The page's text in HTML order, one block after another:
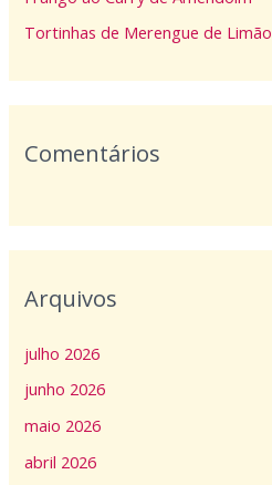
o
Tortinhas de Merengue de Limão
Comentários
Arquivos
julho 2026
junho 2026
maio 2026
abril 2026